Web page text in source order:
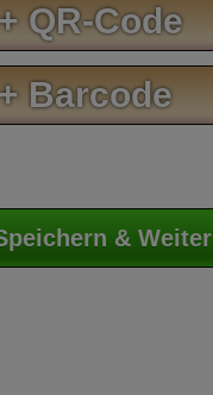
QR-Code
Barcode
& Weiter